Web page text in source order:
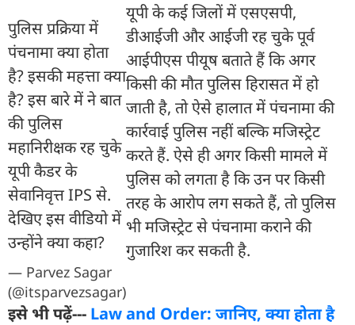
पुलिस प्रक्रिया में
पंचनामा क्या होता
है? इसकी महत्ता क्या
है? इस बारे में ने बात
की पुलिस
महानिरीक्षक रह चुके
यूपी कैडर के
सेवानिवृत्त IPS से.
देखिए इस वीडियो में
उन्होंने क्या कहा?
— Parvez Sagar
(@itsparvezsagar)
यूपी के कई जिलों में एसएसपी,
डीआईजी और आईजी रह चुके पूर्व
आईपीएस पीयूष बताते हैं कि अगर
किसी की मौत पुलिस हिरासत में हो
जाती है, तो ऐसे हालात में पंचनामा की
कार्रवाई पुलिस नहीं बल्कि मजिस्ट्रेट
करते हैं. ऐसे ही अगर किसी मामले में
पुलिस को लगता है कि उन पर किसी
तरह के आरोप लग सकते हैं, तो पुलिस
भी मजिस्ट्रेट से पंचनामा कराने की
गुजारिश कर सकती है.
इसे भी पढ़ें--- Law and Order: जानिए, क्या होता है